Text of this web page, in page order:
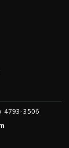
4793-3506